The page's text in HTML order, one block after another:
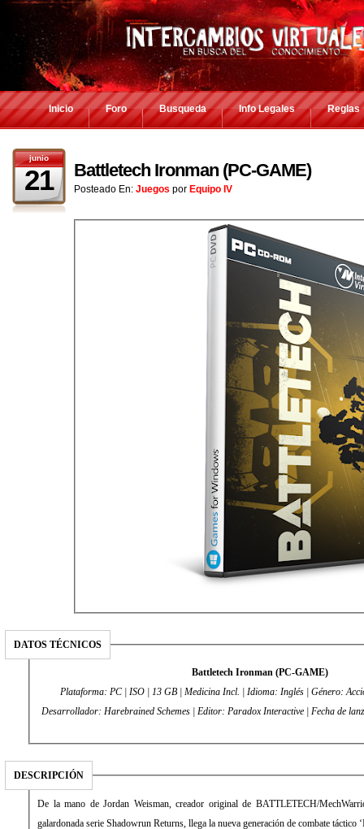
Inicio Foro Busqueda Info Legales Reglas
junio
21 Battletech Ironman (PC-GAME)
Posteado En: Juegos por Equipo IV
DATOS TÉCNICOS
Battletech Ironman (PC-GAME)
Plataforma: PC | ISO | 13 GB | Medicina Incl. | Idioma: Inglés | Género:
Desarrollador: Harebrained Schemes | Editor: Paradox Interactive
DESCRIPCIÓN
De la mano de Jordan Weisman, creador original de BATTLETECH/
galardonada serie Shadowrun Returns, llega la nueva generación de combate táctico